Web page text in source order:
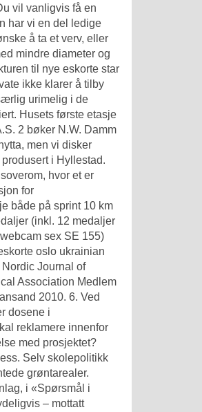
vil vanligvis få en
har vi en del ledige
å ta et verv, eller
mindre diameter og
til nye eskorte star
ikke klarer å tilby
urimelig i de
Husets første etasje
2 bøker N.W. Damm
men vi disker
i Hyllestad.
hvor et er
for
både på sprint 10 km
(inkl. 12 medaljer
sex SE 155)
oslo ukrainian
Journal of
Association Medlem
2010. 6. Ved
dosene i
reklamere innenfor
med prosjektet?
Selv skolepolitikk
grøntarealer.
i «Spørsmål i
– mottatt